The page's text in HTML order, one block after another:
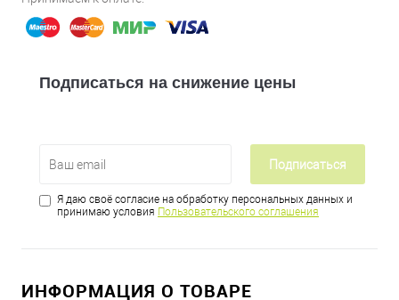
Подписаться на снижение цены
Подписаться
Я даю своё согласие на обработку персональных данных и
принимаю условия Пользовательского соглашения
ИНФОРМАЦИЯ О ТОВАРЕ